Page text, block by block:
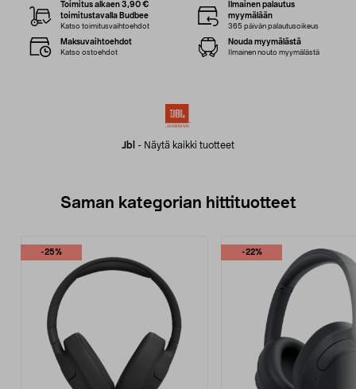
Jbl - Näytä kaikki tuotteet
Toimitus alkaen 3,90 €
toimitustavalla Budbee
Katso toimitusvaihtoehdot
Ilmainen palautus
myymälään
365 päivän palautusoikeus
Maksuvaihtoehdot
Katso ostoehdot
Nouda myymälästä
Ilmainen nouto myymälästä
Saman kategorian hittituotteet
-25% -22%